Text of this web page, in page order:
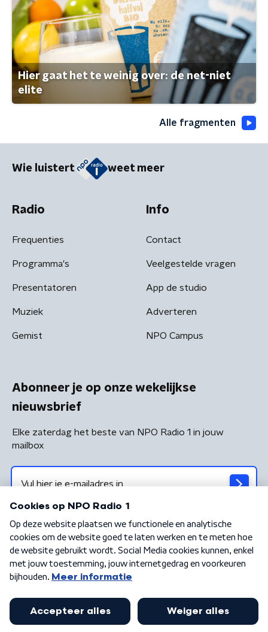
Hier gaat het te weinig over: de net-niet
elite
Alle fragmenten
Wie luistert weet meer
Radio
Frequenties
Programma's
Presentatoren
Muziek
Gemist
Info
Contact
Veelgestelde vragen
App de studio
Adverteren
NPO Campus
Abonneer je op onze wekelijkse
nieuwsbrief
Elke zaterdag het beste van NPO Radio 1 in jouw
mailbox
Algemene voorwaarden Privacybeleid